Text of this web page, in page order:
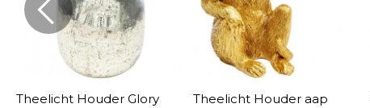
Theelicht Houder Glory
Theelicht Houder aap